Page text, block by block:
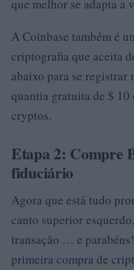
que melhor se adapta a
A Coinbase também é
criptografia que aceita
abaixo para se registrar
quantia gratuita de $ 10
cryptos.
Etapa 2: Compre
fiduciário
Agora que está tudo
canto superior
transação … e
primeira compra de